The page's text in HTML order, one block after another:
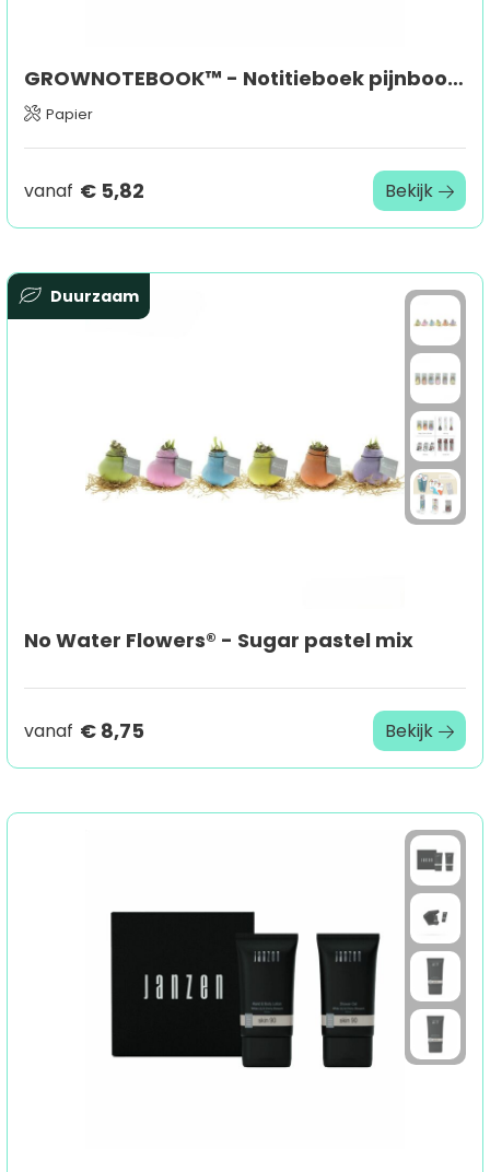
GROWNOTEBOOK™ - Notitieboek pijnboomzaad
Papier
vanaf € 5,82 Bekijk
Duurzaam
No Water Flowers® - Sugar pastel mix
vanaf € 8,75 Bekijk